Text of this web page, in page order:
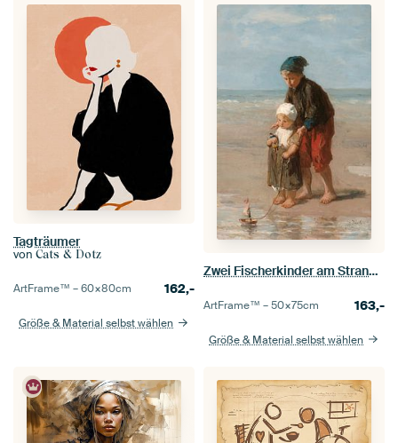
Tagträumer
von Cats & Dotz
ArtFrame™ –60×80cm 162,-
Größe & Material selbst wählen
Zwei Fischerkinder am Strand, Jozef Israëls
ArtFrame™ –50×75cm 163,-
Größe & Material selbst wählen